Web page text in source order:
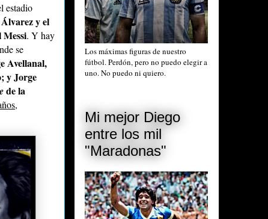
estadio
y el
. Y hay
se
Avellanal,
y Jorge
de la
Los máximas figuras de nuestro
fútbol. Perdón, pero no puedo elegir a
uno. No puedo ni quiero.
Mi mejor Diego
entre los mil
"Maradonas"